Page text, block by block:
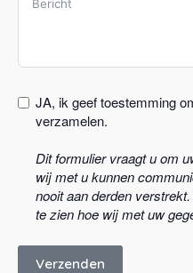
t
a
e
s
+
1
JA, ik geef toestemming
verzamelen.
Dit formulier vraagt u om
wij met u kunnen
nooit aan derden
te zien hoe wij met uw
Verzenden